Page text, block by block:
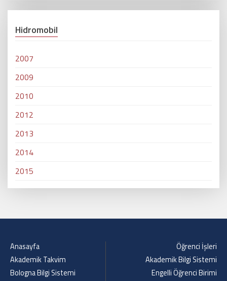
Hidromobil
2007
2009
2010
2012
2013
2014
2015
Anasayfa
Akademik Takvim
Bologna Bilgi Sistemi
Öğrenci İşleri
Akademik Bilgi Sistemi
Engelli Öğrenci Birimi